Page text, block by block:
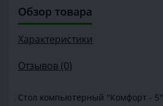
Обзор товара
Характеристики
Отзывов (0)
Стол компьютерный "Комфорт - 5"